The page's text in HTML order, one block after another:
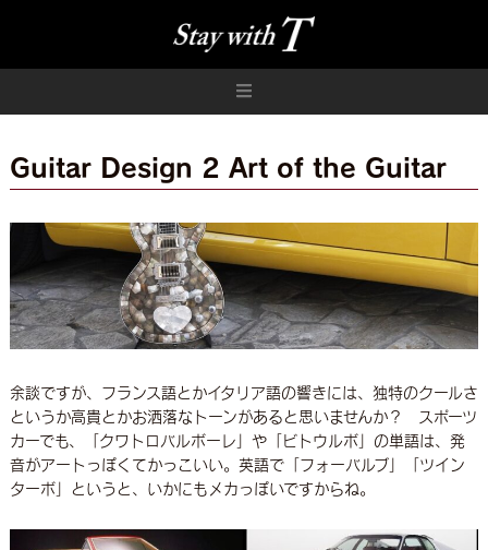
Guitar Design 2 Art of the Guitar
余談ですが、フランス語とかイタリア語の響きには、独特のクールさ
というか高貴とかお洒落なトーンがあると思いませんか？ スポーツ
カーでも、「クワトロバルボーレ」や「ビトウルボ」の単語は、発
音がアートっぽくてかっこいい。英語で「フォーバルブ」「ツイン
ターボ」というと、いかにもメカっぽいですからね。